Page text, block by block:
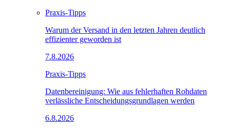
Praxis-Tipps
Warum der Versand in den letzten Jahren deutlich
effizienter geworden ist
7.8.2026
Praxis-Tipps
Datenbereinigung: Wie aus fehlerhaften Rohdaten
verlässliche Entscheidungsgrundlagen werden
6.8.2026